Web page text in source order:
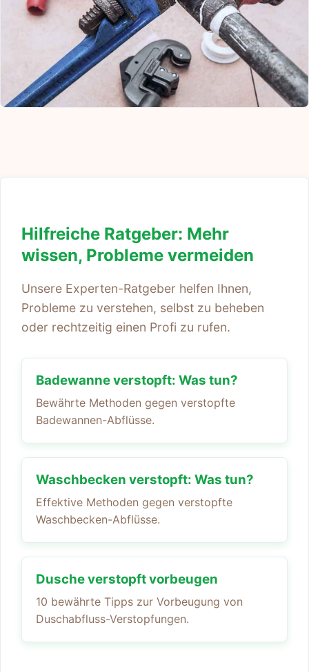
Hilfreiche Ratgeber: Mehr
wissen, Probleme vermeiden
Unsere Experten-Ratgeber helfen Ihnen,
Probleme zu verstehen, selbst zu beheben
oder rechtzeitig einen Profi zu rufen.
Badewanne verstopft: Was tun?
Bewährte Methoden gegen verstopfte
Badewannen-Abflüsse.
Waschbecken verstopft: Was tun?
Effektive Methoden gegen verstopfte
Waschbecken-Abflüsse.
Dusche verstopft vorbeugen
10 bewährte Tipps zur Vorbeugung von
Duschabfluss-Verstopfungen.